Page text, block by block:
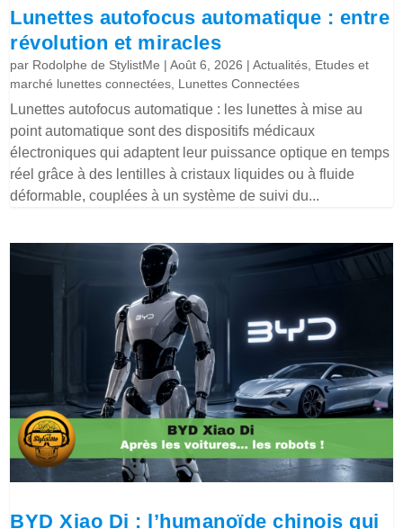
Lunettes autofocus automatique : entre
révolution et miracles
par Rodolphe de StylistMe |Août 6, 2026 |Actualités, Etudes et
marché lunettes connectées, Lunettes Connectées
Lunettes autofocus automatique : les lunettes à mise au
point automatique sont des dispositifs médicaux
électroniques qui adaptent leur puissance optique en temps
réel grâce à des lentilles à cristaux liquides ou à fluide
déformable, couplées à un système de suivi du...
BYD Xiao Di : l’humanoïde chinois qui